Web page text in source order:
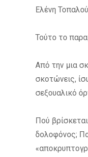
Ελένη
Τούτο το
Από την μια
σκοτώνεις,
σεξουαλικό
Πού
δολοφόνος;